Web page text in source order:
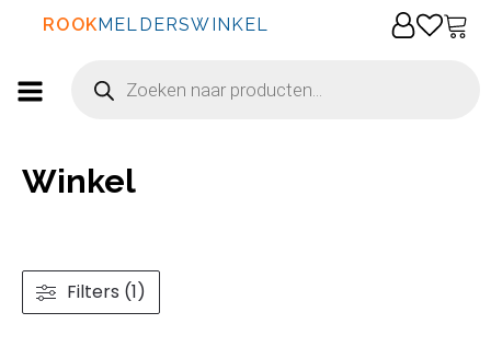
ROOKMELDERSWINKEL
Producten
zoeken
Winkel
Filters (1)